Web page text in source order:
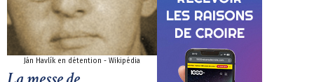
Ján Havlík en détention - Wikipédia